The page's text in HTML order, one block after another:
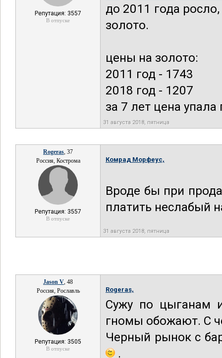
Репутация: 3557
В отпуске
до 2011 года
золото.
цены на золото:
2011 год - 1743
2018 год - 1207
за 7 лет цена упала
31 августа 2018, пятница
Rogeras, 37
Россия, Кострома
Репутация: 3557
В отпуске
Комрад Морфеус,
Вроде бы при
платить неслабый
31 августа 2018, пятница
Jason V, 48
Россия, Рославль
Репутация: 3505
В отпуске
Rogeras,
Сужу по цыганам
гномы обожают. С
Черный рынок с
.